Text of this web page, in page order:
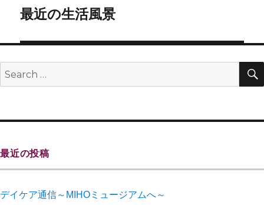
最近の生活風景
最近の投稿
デイケア通信～MIHOミュージアムへ～